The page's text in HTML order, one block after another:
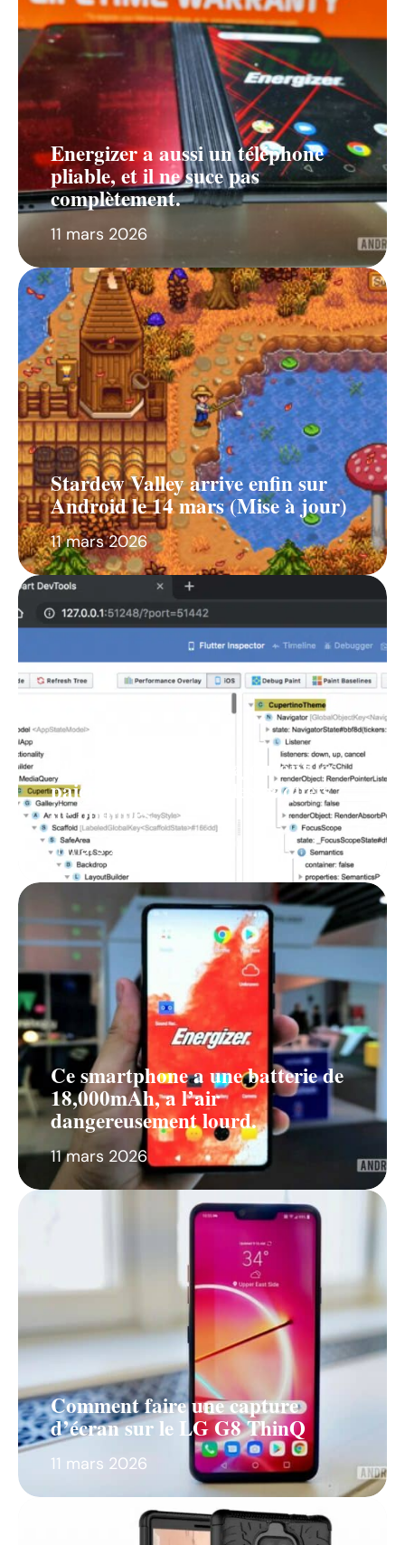
Energizer a aussi un téléphone
pliable, et il ne suce pas
complètement.
11 mars 2026
Stardew Valley arrive enfin sur
Android le 14 mars (Mise à jour)
11 mars 2026
Flutter 1.2 est sorti, ajoutant les
paiements in-app et les paquets
de pommes.
11 mars 2026
Ce smartphone a une batterie de
18,000mAh, a l’air
dangereusement lourd.
11 mars 2026
Comment faire une capture
d’écran sur le LG G8 ThinQ
11 mars 2026